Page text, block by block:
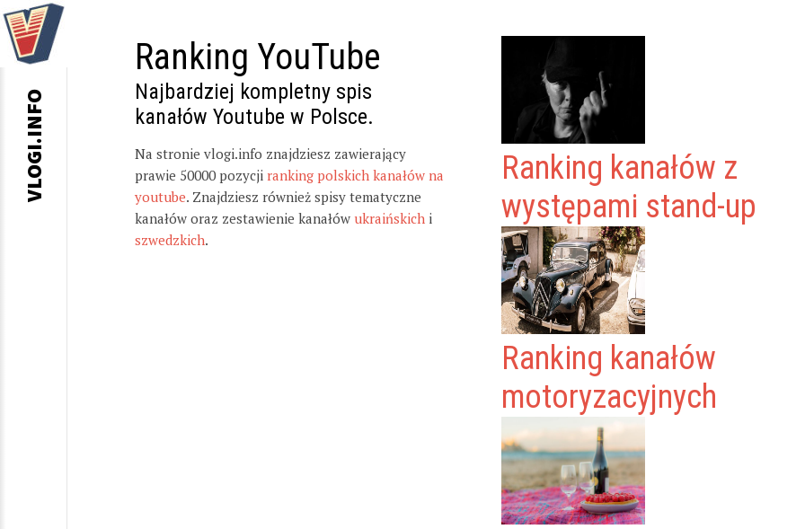
Ranking YouTube
Najbardziej kompletny spis
kanałów Youtube w Polsce.
Na stronie vlogi.info znajdziesz zawierający
prawie 50000 pozycji ranking polskich kanałów na
youtube. Znajdziesz również spisy tematyczne
kanałów oraz zestawienie kanałów ukraińskich i
szwedzkich.
Ranking kanałów z
występami stand-up
Ranking kanałów
motoryzacyjnych
VLOGI.INFO